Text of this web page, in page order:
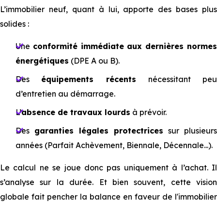
L’immobilier neuf, quant à lui, apporte des bases plus
solides :
Une conformité immédiate aux dernières normes
énergétiques (DPE A ou B).
Des équipements récents nécessitant peu
d’entretien au démarrage.
L’absence de travaux lourds à prévoir.
Des garanties légales protectrices sur plusieurs
années (Parfait Achèvement, Biennale, Décennale...).
Le calcul ne se joue donc pas uniquement à l’achat. Il
s’analyse sur la durée. Et bien souvent, cette vision
globale fait pencher la balance en faveur de l'immobilier